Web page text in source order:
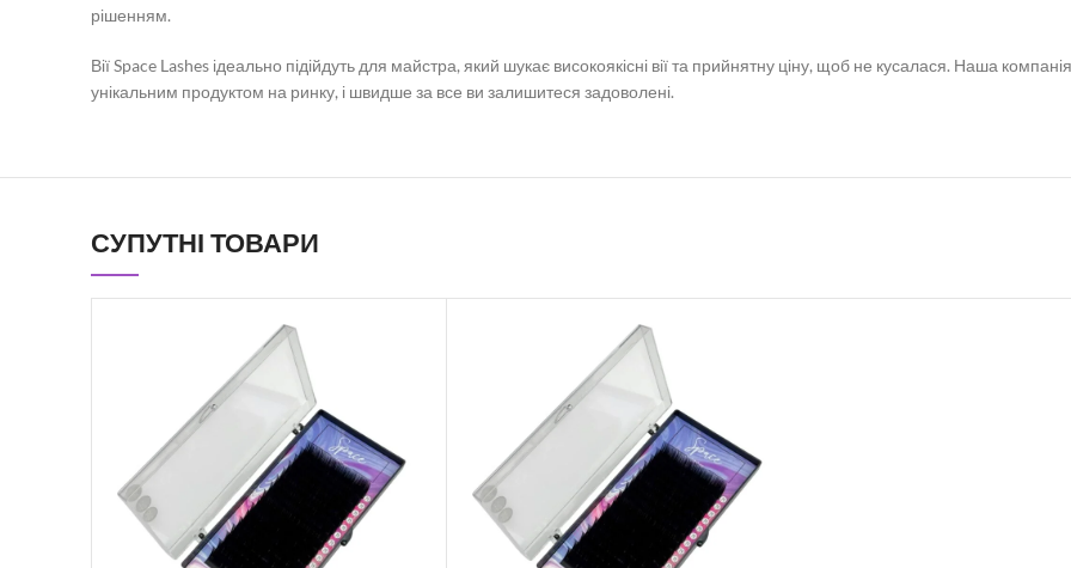
рішенням.
Вії Space Lashes ідеально підійдуть для майстра, який шукає високоякісні вії та прийнятну ціну, щоб не кусалася. Наша
унікальним продуктом на ринку, і швидше за все ви залишитеся задоволені.
СУПУТНІ ТОВАРИ